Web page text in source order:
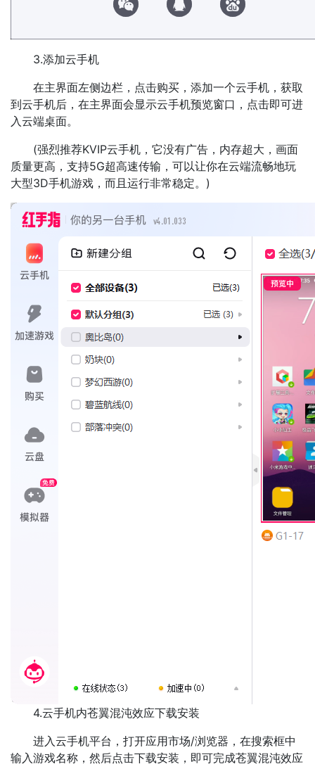
3.添加云手机
在主界面左侧边栏，点击购买，添加一个云手机，获取
到云手机后，在主界面会显示云手机预览窗口，点击即可进
入云端桌面。
(强烈推荐KVIP云手机，它没有广告，内存超大，画面
质量更高，支持5G超高速传输，可以让你在云端流畅地玩
大型3D手机游戏，而且运行非常稳定。)
4.云手机内苍翼混沌效应下载安装
进入云手机平台，打开应用市场/浏览器，在搜索框中
输入游戏名称，然后点击下载安装，即可完成苍翼混沌效应